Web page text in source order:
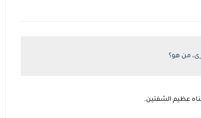
من هو؟
عظيم الشفتين.